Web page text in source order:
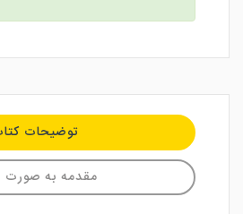
توضیحات
مقدمه به صورت